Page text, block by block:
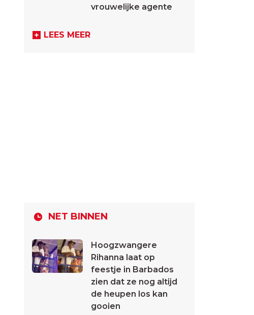
vrouwelijke agente
LEES MEER
NET BINNEN
Hoogzwangere
Rihanna laat op
feestje in Barbados
zien dat ze nog altijd
de heupen los kan
gooien